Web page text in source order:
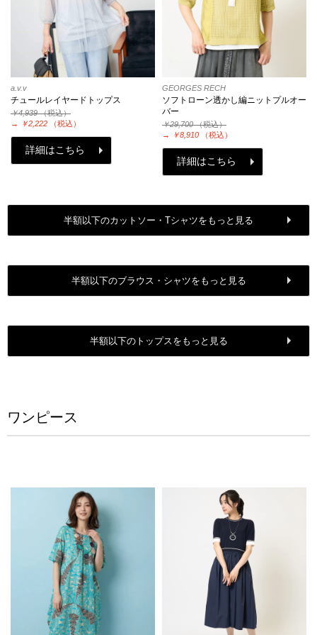
a.v.v
チュールレイヤードトップス
￥4,939（税込）
→
￥2,222 （税込）
詳細はこちら
GEORGES RECH
ソフトローン透かし編ニットプルオー
バー
￥29,700（税込）
→
￥8,910 （税込）
詳細はこちら
半額以下のカットソー・Tシャツをもっと見る
半額以下のブラウス・シャツをもっと見る
半額以下のトップスをもっと見る
ワンピース